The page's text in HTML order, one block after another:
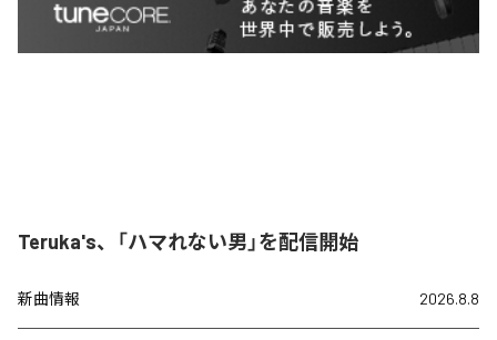
Teruka's、「ハマれない男」を配信開始
新曲情報 2026.8.8